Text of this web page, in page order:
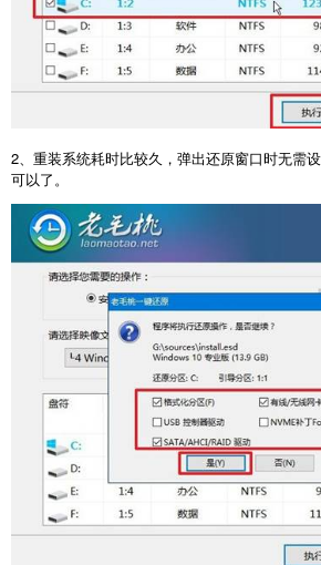
2、重装系统耗时比较久，弹出还原窗口时无需
可以了。